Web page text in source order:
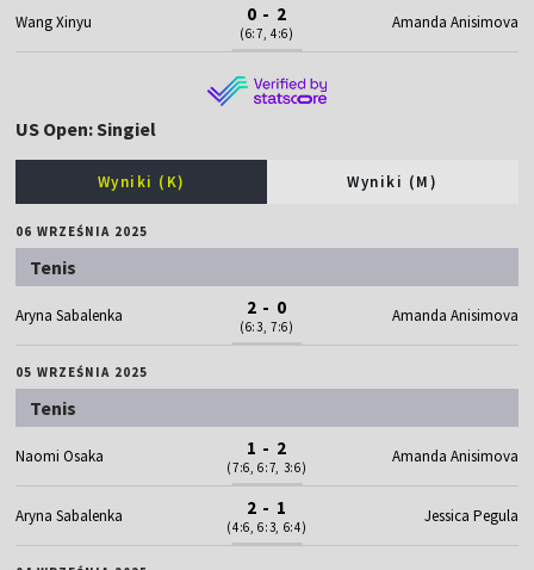
Wang Xinyu 0 - 2
(6:7, 4:6)
Amanda Anisimova
US Open: Singiel
Wyniki (K) Wyniki (M)
06 WRZEŚNIA 2025
Tenis
Aryna Sabalenka 2 - 0
(6:3, 7:6)
Amanda Anisimova
05 WRZEŚNIA 2025
Tenis
Naomi Osaka 1 - 2
(7:6, 6:7, 3:6)
Amanda Anisimova
Aryna Sabalenka 2 - 1
(4:6, 6:3, 6:4)
Jessica Pegula